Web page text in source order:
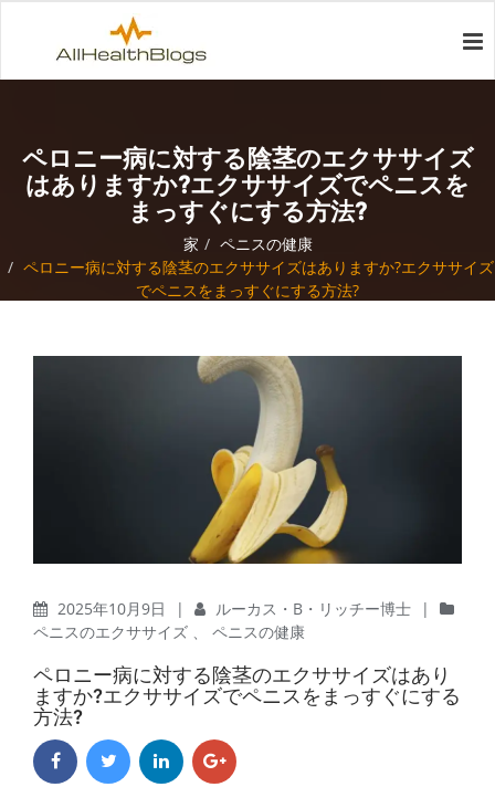
ペロニー病に対する陰茎のエクササイズ
はありますか?エクササイズでペニスを
まっすぐにする方法?
家
ペニスの健康
ペロニー病に対する陰茎のエクササイズはありますか?エクササイズ
でペニスをまっすぐにする方法?
2025年10月9日 | ルーカス・B・リッチー博士
|
ペニスのエクササイズ 、 ペニスの健康
ペロニー病に対する陰茎のエクササイズはあり
ますか?エクササイズでペニスをまっすぐにする
方法?